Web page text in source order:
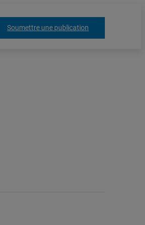
Soumettre une publication